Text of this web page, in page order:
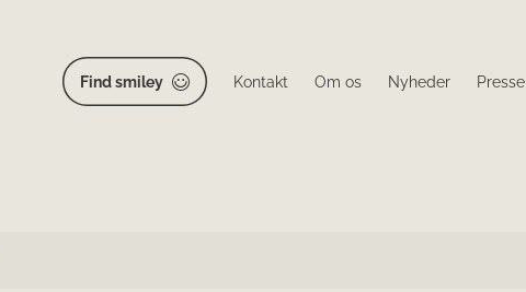
Find smiley Kontakt Om os Nyheder Presse